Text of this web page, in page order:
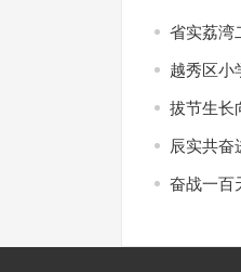
省实荔湾
越秀区小
拔节生长
辰实共奋
奋战一百